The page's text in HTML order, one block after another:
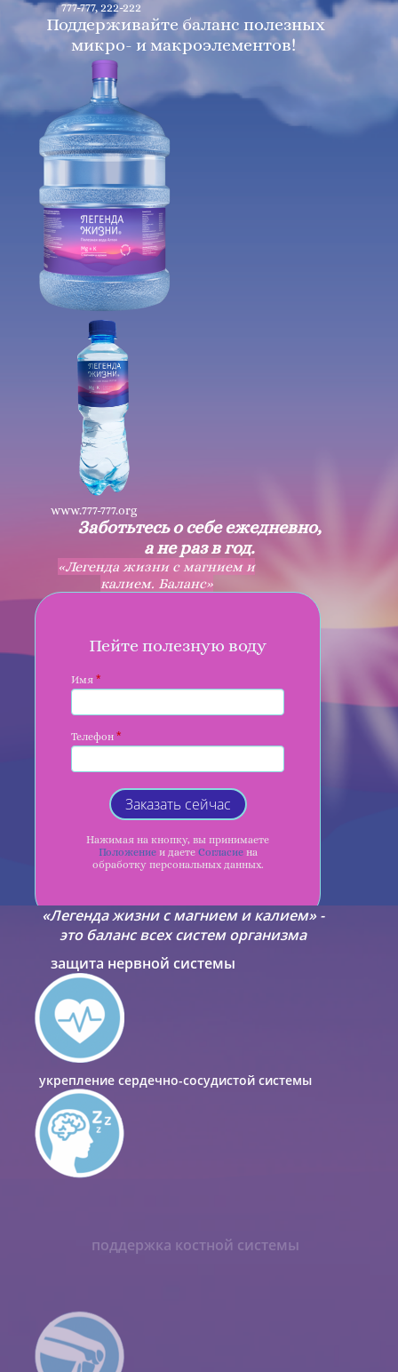
777-777, 222-222
Поддерживайте баланс полезных
микро- и макроэлементов!
www.777-777.org
Заботьтесь о себе ежедневно,
а не раз в год.
«Легенда жизни с магнием и
калием. Баланс»
Пейте полезную воду
Имя *
Телефон *
Заказать сейчас
Нажимая на кнопку, вы принимаете
Положениеи даете Согласиена
обработку персональных данных.
«Легенда жизни с магнием и калием» -
это баланс всех систем организма
защита нервной системы
укрепление сердечно-сосудистой системы
поддержка костной системы